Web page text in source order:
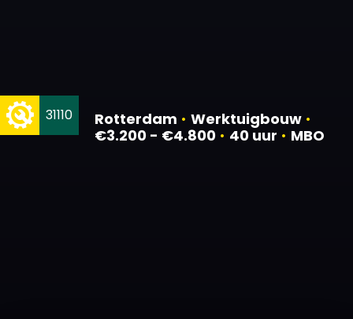
Rotterdam • Werktuigbouw •
€3.200 - €4.800 • 40 uur • MBO
31110